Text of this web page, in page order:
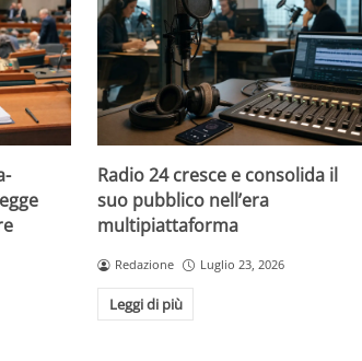
Radio 24 cresce e consolida il
suo pubblico nell’era
multipiattaforma
Redazione Luglio 23, 2026
Leggi di più